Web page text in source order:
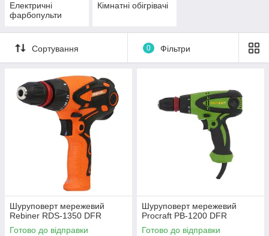
Електричні
фарбопульти
Кімнатні обігрівачі
Сортування 0 Фільтри
Шуруповерт мережевий
Rebiner RDS-1350 DFR
Готово до відправки
Шуруповерт мережевий
Procraft PB-1200 DFR
Готово до відправки